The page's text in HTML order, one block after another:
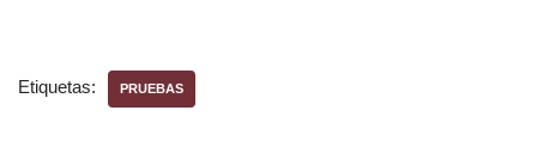
o
Etiquetas: PRUEBAS